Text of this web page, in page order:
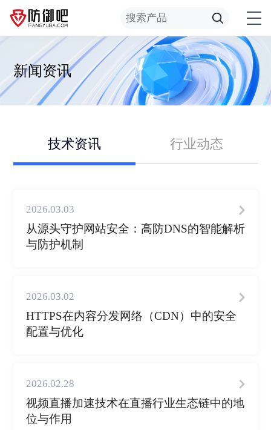
新闻资讯
技术资讯 行业动态
2026.03.03
从源头守护网站安全：高防DNS的智能解析
与防护机制
2026.03.02
HTTPS在内容分发网络（CDN）中的安全
配置与优化
2026.02.28
视频直播加速技术在直播行业生态链中的地
位与作用